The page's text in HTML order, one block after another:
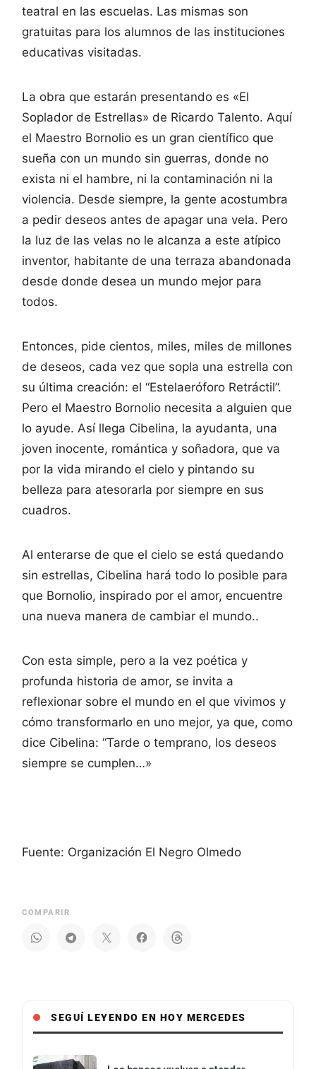
teatral en las escuelas. Las mismas son
gratuitas para los alumnos de las instituciones
educativas visitadas.
La obra que estarán presentando es «El
Soplador de Estrellas» de Ricardo Talento. Aquí
el Maestro Bornolio es un gran científico que
sueña con un mundo sin guerras, donde no
exista ni el hambre, ni la contaminación ni la
violencia. Desde siempre, la gente acostumbra
a pedir deseos antes de apagar una vela. Pero
la luz de las velas no le alcanza a este atípico
inventor, habitante de una terraza abandonada
desde donde desea un mundo mejor para
todos.
Entonces, pide cientos, miles, miles de millones
de deseos, cada vez que sopla una estrella con
su última creación: el “Estelaeróforo Retráctil”.
Pero el Maestro Bornolio necesita a alguien que
lo ayude. Así llega Cibelina, la ayudanta, una
joven inocente, romántica y soñadora, que va
por la vida mirando el cielo y pintando su
belleza para atesorarla por siempre en sus
cuadros.
Al enterarse de que el cielo se está quedando
sin estrellas, Cibelina hará todo lo posible para
que Bornolio, inspirado por el amor, encuentre
una nueva manera de cambiar el mundo..
Con esta simple, pero a la vez poética y
profunda historia de amor, se invita a
reflexionar sobre el mundo en el que vivimos y
cómo transformarlo en uno mejor, ya que, como
dice Cibelina: “Tarde o temprano, los deseos
siempre se cumplen…»
Fuente: Organización El Negro Olmedo
COMPARIR
SEGUÍ LEYENDO EN HOY MERCEDES